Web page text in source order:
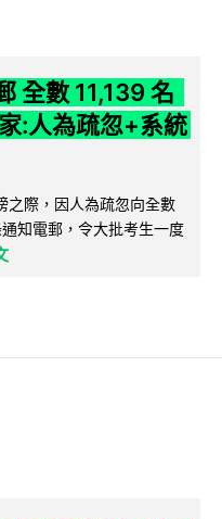
全數 11,139 名
:人為疏忽+系統
之際，因人為疏忽向全數
知電郵，令大批考生一度